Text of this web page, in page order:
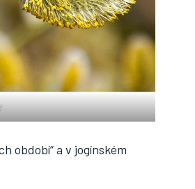
období“ a v jogínském